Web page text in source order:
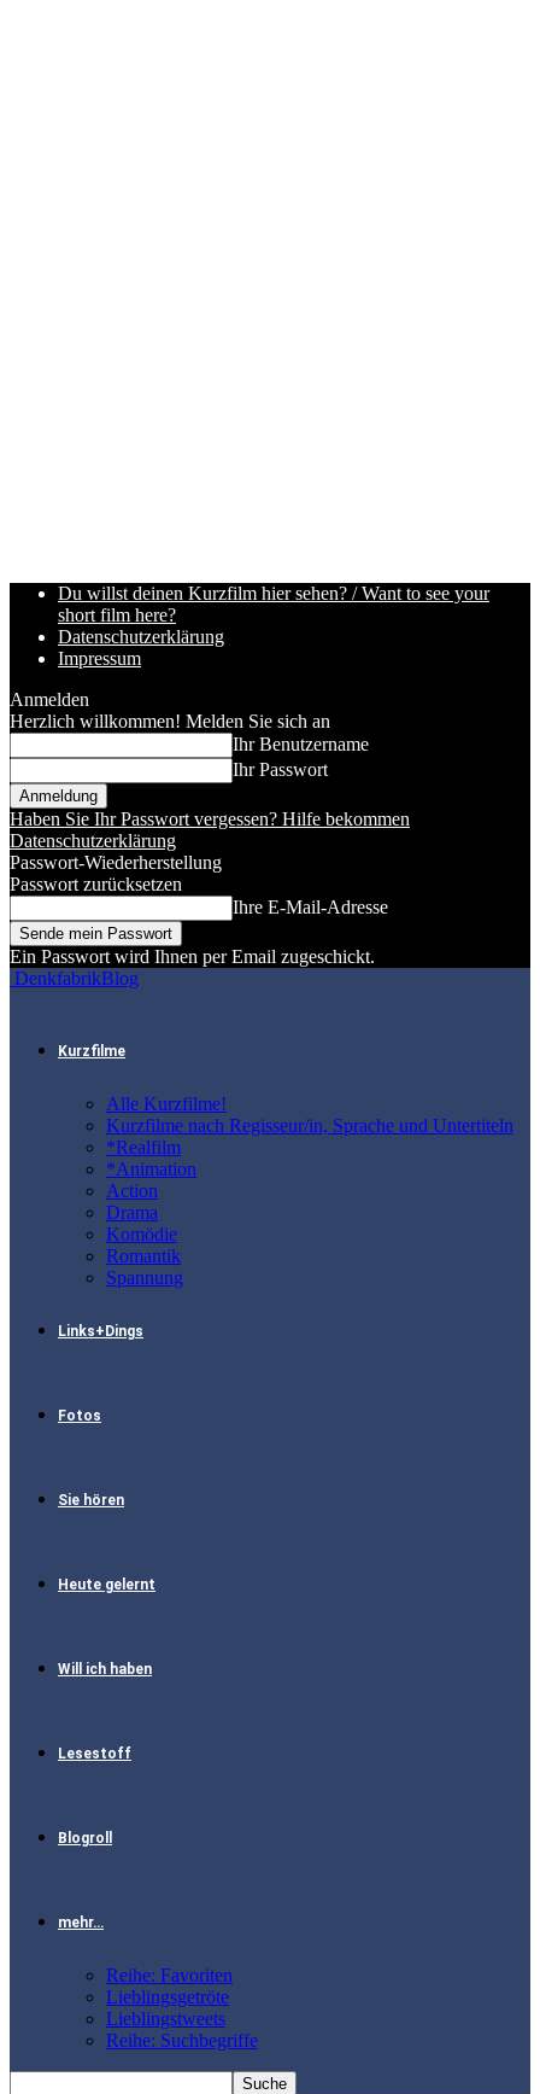
Du willst deinen Kurzfilm hier sehen? / Want to see your
short film here?
Datenschutzerklärung
Impressum
Anmelden
Herzlich willkommen! Melden Sie sich an
Ihr Benutzername
Ihr Passwort
Haben Sie Ihr Passwort vergessen? Hilfe bekommen
Datenschutzerklärung
Passwort-Wiederherstellung
Passwort zurücksetzen
Ihre E-Mail-Adresse
Ein Passwort wird Ihnen per Email zugeschickt.
DenkfabrikBlog
Kurzfilme
Alle Kurzfilme!
Kurzfilme nach Regisseur/in, Sprache und Untertiteln
*Realfilm
*Animation
Action
Drama
Komödie
Romantik
Spannung
Links+Dings
Fotos
Sie hören
Heute gelernt
Will ich haben
Lesestoff
Blogroll
mehr…
Reihe: Favoriten
Lieblingsgetröte
Lieblingstweets
Reihe: Suchbegriffe